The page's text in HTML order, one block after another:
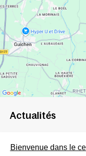
Actualités
Bienvenue dans le